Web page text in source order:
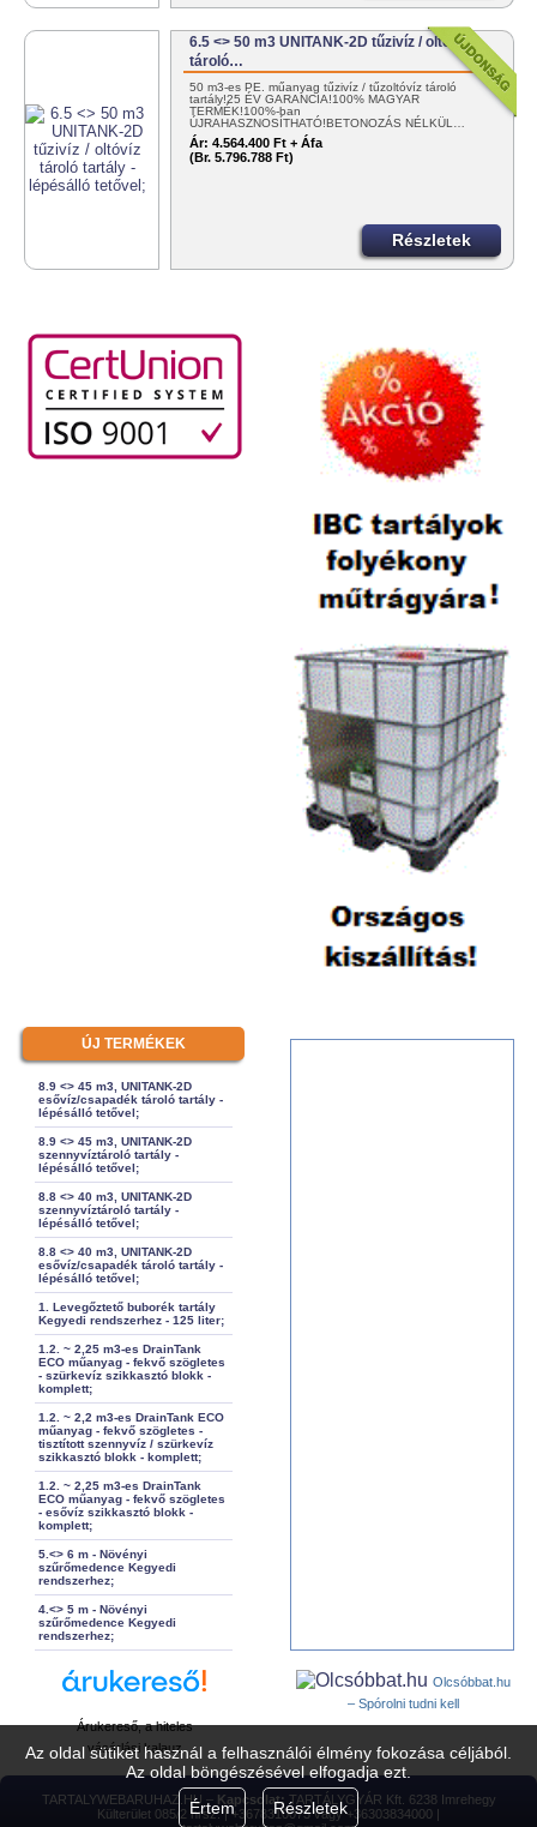
Az oldal sütiket használ a felhasználói élmény fokozása céljából.
Az oldal böngészésével elfogadja ezt.
Értem
Részletek
6.5 <> 50 m3 UNITANK-2D tűzivíz / oltóvíz
tároló…
50 m3-es PE. műanyag tűzivíz / tűzoltóvíz tároló
tartály!25 ÉV GARANCIA!100% MAGYAR
TERMÉK!100%-ban
ÚJRAHASZNOSÍTHATÓ!BETONOZÁS NÉLKÜL…
Ár: 4.564.400 Ft + Áfa
(Br. 5.796.788 Ft)
Részletek
ÚJ TERMÉKEK
8.9 <> 45 m3, UNITANK-2D
esővíz/csapadék tároló tartály -
lépésálló tetővel;
8.9 <> 45 m3, UNITANK-2D
szennyvíztároló tartály -
lépésálló tetővel;
8.8 <> 40 m3, UNITANK-2D
szennyvíztároló tartály -
lépésálló tetővel;
8.8 <> 40 m3, UNITANK-2D
esővíz/csapadék tároló tartály -
lépésálló tetővel;
1. Levegőztető buborék tartály
Kegyedi rendszerhez - 125 liter;
1.2. ~ 2,25 m3-es DrainTank
ECO műanyag - fekvő szögletes
- szürkevíz szikkasztó blokk -
komplett;
1.2. ~ 2,2 m3-es DrainTank ECO
műanyag - fekvő szögletes -
tisztított szennyvíz / szürkevíz
szikkasztó blokk - komplett;
1.2. ~ 2,25 m3-es DrainTank
ECO műanyag - fekvő szögletes
- esővíz szikkasztó blokk -
komplett;
5.<> 6 m - Növényi
szűrőmedence Kegyedi
rendszerhez;
4.<> 5 m - Növényi
szűrőmedence Kegyedi
rendszerhez;
Árukereső, a hiteles
vásárlási kalauz
Olcsóbbat.hu
– Spórolni tudni kell
TARTALYWEBARUHAZ.HU – Kapcsolat: TARTÁLYGYÁR Kft. 6238 Imrehegy
Külterület 085/2 hrsz. | +3678310073 vagy +36303834000 |